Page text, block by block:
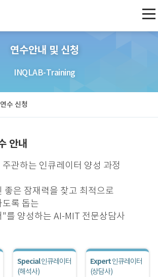
연수안내 및 신청
INQLAB-Training
연수 신청
안내
관하는 인큐레이터 양성 과정
좋은 잠재력을 찾고 최적으로
록 돕는
를 양성하는 AI-MIT 전문상담사
Special인큐레이터
(해석사)
Expert인큐레이터
(상담사)